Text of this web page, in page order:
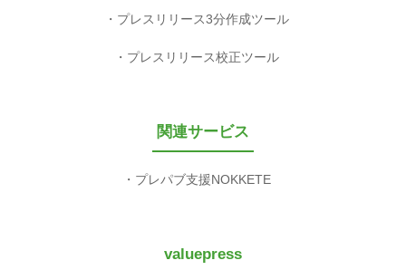
プレスリリース3分作成ツール
プレスリリース校正ツール
関連サービス
プレパブ支援NOKKETE
valuepress